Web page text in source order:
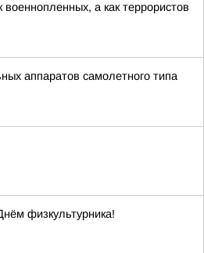
а как террористов
аппаратов самолетного типа
физкультурника!